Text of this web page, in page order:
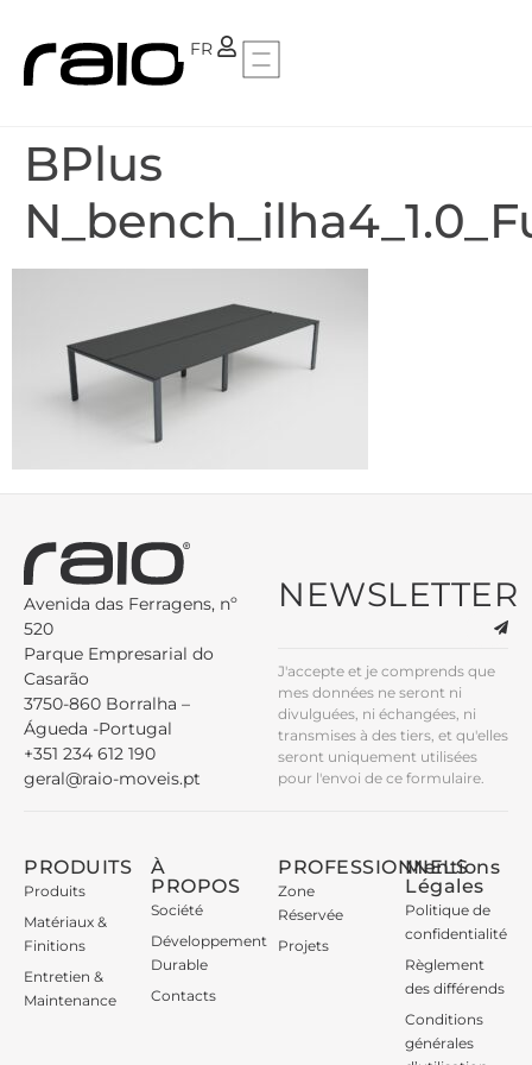
FR
PT
BPlus
Avenida das Ferragens, nº
520
Parque Empresarial do
Casarão
3750-860 Borralha –
Águeda -Portugal
+351 234 612 190
geral@raio-moveis.pt
NEWSLETTER
J'accepte et je comprends que
mes données ne seront ni
divulguées, ni échangées, ni
transmises à des tiers, et qu'elles
seront uniquement utilisées
pour l'envoi de ce formulaire.
PRODUITS
Produits
Matériaux &
Finitions
Entretien &
Maintenance
À
PROPOS
Société
Développement
Durable
Contacts
PROFESSIONNELS
Zone
Réservée
Projets
Mentions
Légales
Politique de
confidentialité
Règlement
des différends
Conditions
générales